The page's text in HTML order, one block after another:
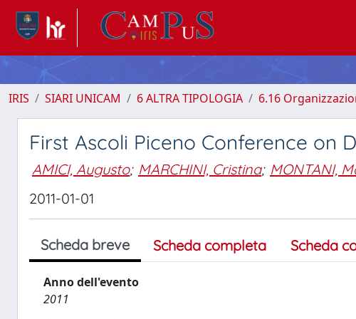
IRIS SIARI UNICAM 6 ALTRA TIPOLOGIA 6.16
First Ascoli Piceno Conference on
AMICI, Augusto; MARCHINI, Cristina; MONTANI,
2011-01-01
Scheda breve Scheda completa Scheda
Anno dell'evento
2011